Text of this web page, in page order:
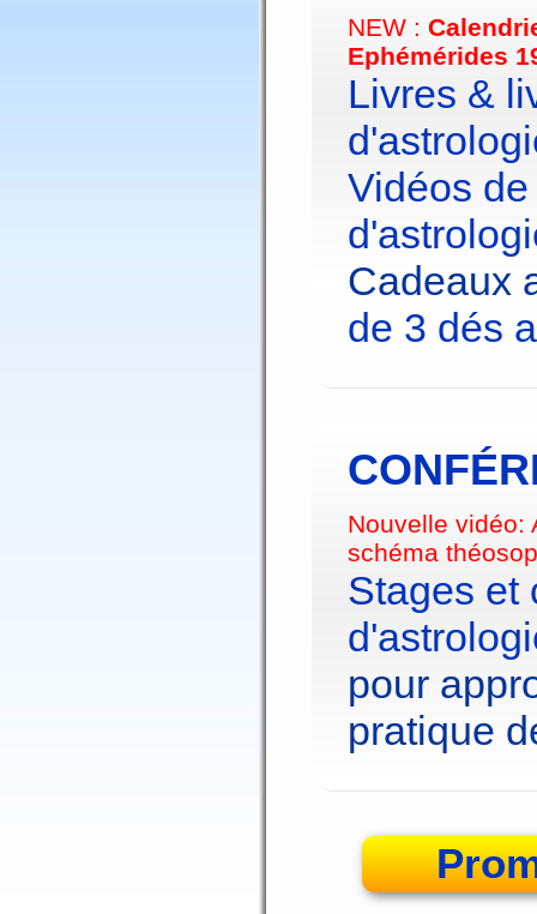
NEW :
Ephémérides
Livres &
Vidéos
Cadeaux
de 3 dés
Nouvelle vidéo:
schéma
Stages et
pour
pratique